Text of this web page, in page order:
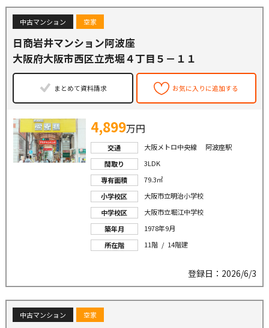
中古マンション 空家
日商岩井マンション阿波座
大阪府大阪市西区立売堀４丁目５－１１
まとめて資料請求 お気に入りに追加する
4,899万円
交通
大阪メトロ中央線 阿波座駅
間取り
3LDK
専有面積
79.3㎡
小学校区
大阪市立明治小学校
中学校区
大阪市立堀江中学校
築年月
1978年9月
所在階
11階 / 14階建
登録日：2026/6/3
中古マンション 空家